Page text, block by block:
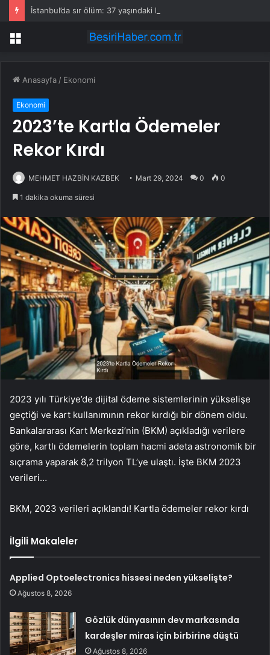
Menü
Anasayfa / Ekonomi
Ekonomi
2023’te Kartla Ödemeler
Rekor Kırdı
MEHMET HAZBİN KAZBEK Mart 29, 2024 0 0
1 dakika okuma süresi
2023 yılı Türkiye’de dijital ödeme sistemlerinin yükselişe
geçtiği ve kart kullanımının rekor kırdığı bir dönem oldu.
Bankalararası Kart Merkezi’nin (BKM) açıkladığı verilere
göre, kartlı ödemelerin toplam hacmi adeta astronomik bir
sıçrama yaparak 8,2 trilyon TL’ye ulaştı. İşte BKM 2023
verileri…
BKM, 2023 verileri açıklandı! Kartla ödemeler rekor kırdı
İlgili Makaleler
Applied Optoelectronics hissesi neden yükselişte?
Ağustos 8, 2026
Gözlük dünyasının dev markasında
kardeşler miras için birbirine düştü
Ağustos 8, 2026